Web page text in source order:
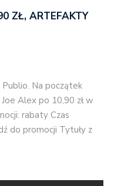
ZŁ, ARTEFAKTY
Na początek
Alex po 10,90 zł w
rabaty Czas
do promocji Tytuły z